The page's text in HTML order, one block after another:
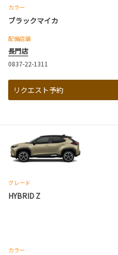
カラー
ブラックマイカ
配備店舗
長門店
0837-22-1311
リクエスト予約
グレード
HYBRID Z
カラー